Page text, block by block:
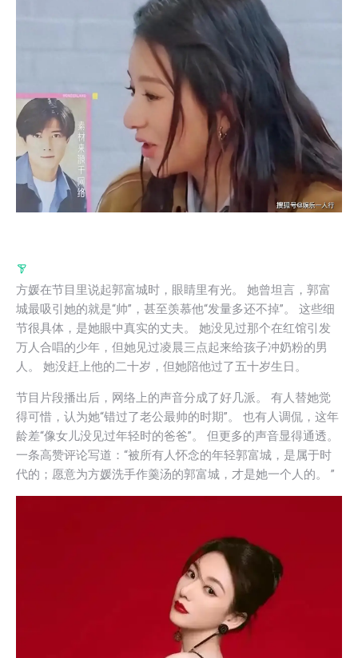
方媛在节目里说起郭富城时，眼睛里有光。 她曾坦言，郭富
城最吸引她的就是“帅”，甚至羡慕他“发量多还不掉”。 这些细
节很具体，是她眼中真实的丈夫。 她没见过那个在红馆引发
万人合唱的少年，但她见过凌晨三点起来给孩子冲奶粉的男
人。 她没赶上他的二十岁，但她陪他过了五十岁生日。
节目片段播出后，网络上的声音分成了好几派。 有人替她觉
得可惜，认为她“错过了老公最帅的时期”。 也有人调侃，这年
龄差“像女儿没见过年轻时的爸爸”。 但更多的声音显得通透。
一条高赞评论写道：“被所有人怀念的年轻郭富城，是属于时
代的；愿意为方媛洗手作羹汤的郭富城，才是她一个人的。 ”